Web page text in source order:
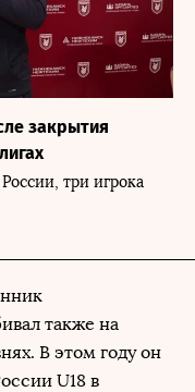
закрытия
три игрока
также на
В этом году он
U18 в